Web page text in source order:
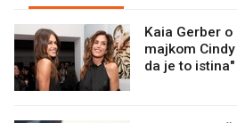
Kaia Gerber
majkom
da je to istina"